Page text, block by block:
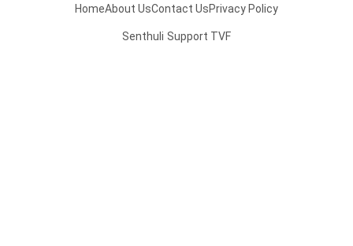
HomeAbout UsContact UsPrivacy Policy
Senthuli Support TVF